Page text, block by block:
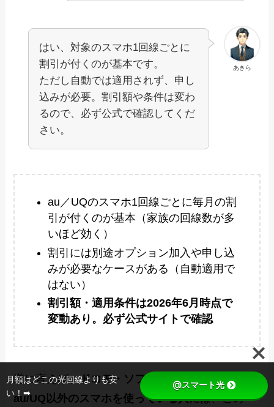
あきら
はい、対象のスマホ1回線ごとに
割引が付くのが基本です。
ただし自動では適用されず、申し
込みが必要。割引額や条件は変わ
るので、必ず公式で確認してくだ
さい。
au／UQのスマホ1回線ごとに毎月の割
引が付くのが基本（家族の回線数が多
いほど効く）
割引には別途オプション加入や申し込
みが必要なケースがある（自動適用で
はない）
割引額・適用条件は2026年6月時点で
変動あり。必ず公式サイトで確認
逆に言えば、ドコモ・ソフトバンク・楽天など、
au/UQ以外のスマホを使っている人には、この
月額はどこの光回線よりも安
い！➡
@スマート光